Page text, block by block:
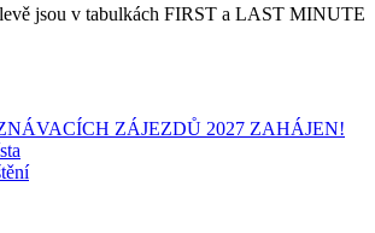
jsou v tabulkách FIRST a LAST MINUTE
ZÁJEZDŮ 2027 ZAHÁJEN!